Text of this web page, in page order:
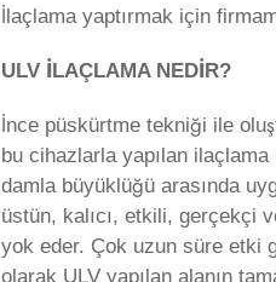
İlaçlama yaptırmak için
ULV İLAÇLAMA NEDİR?
İnce püskürtme tekniği ile
bu cihazlarla yapılan
damla büyüklüğü arasında
üstün, kalıcı, etkili, gerçekçi
yok eder. Çok uzun süre etki
olarak ULV yapılan alanın